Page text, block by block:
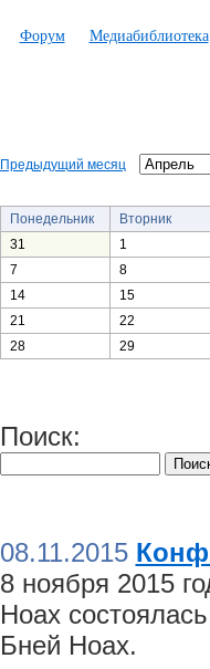
Форум Медиабиблиотека
Предыдущий месяц
Понедельник
Вторник
31
1
7
8
14
15
21
22
28
29
Поиск:
08.11.2015
8 ноября 2015
Ноах
Бней Ноах.